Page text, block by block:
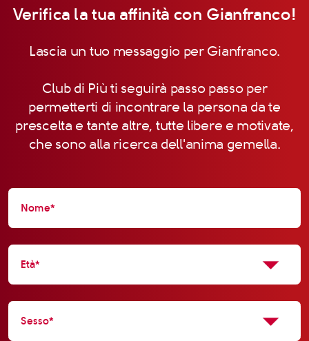
Verifica la tua affinità con Gianfranco!
Lascia un tuo messaggio per Gianfranco.
Club di Più ti seguirà passo passo per
permetterti di incontrare la persona da te
prescelta e tante altre, tutte libere e motivate,
che sono alla ricerca dell'anima gemella.